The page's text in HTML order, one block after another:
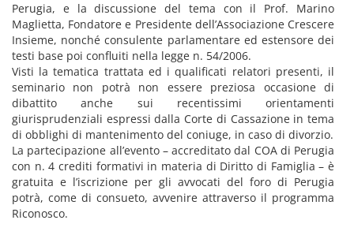
Perugia, e la discussione del tema con il Prof. Marino
Maglietta, Fondatore e Presidente dell’Associazione Crescere
Insieme, nonché consulente parlamentare ed estensore dei
testi base poi confluiti nella legge n. 54/2006.
Visti la tematica trattata ed i qualificati relatori presenti, il
seminario non potrà non essere preziosa occasione di
dibattito anche sui recentissimi orientamenti
giurisprudenziali espressi dalla Corte di Cassazione in tema
di obblighi di mantenimento del coniuge, in caso di divorzio.
La partecipazione all’evento – accreditato dal COA di Perugia
con n. 4 crediti formativi in materia di Diritto di Famiglia – è
gratuita e l’iscrizione per gli avvocati del foro di Perugia
potrà, come di consueto, avvenire attraverso il programma
Riconosco.